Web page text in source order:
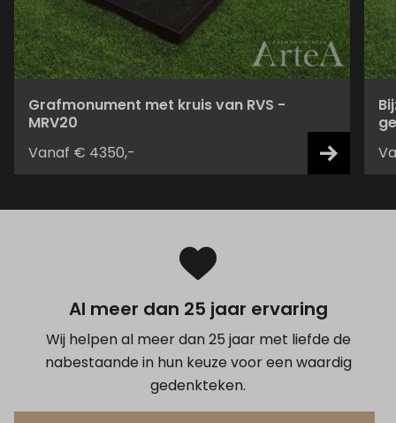
Grafmonument met kruis van RVS -
MRV20
Vanaf € 4350,-
Al meer dan 25 jaar ervaring
Wij helpen al meer dan 25 jaar met liefde de
nabestaande in hun keuze voor een waardig
gedenkteken.